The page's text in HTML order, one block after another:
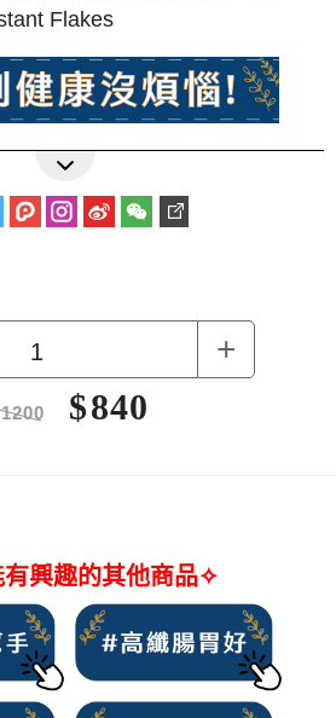
Flakes
種穀物更豐富
片、穀類和豆類
及其製品，不適合其過敏體質者食
麥片
+
1200 $840
興趣的其他商品✧